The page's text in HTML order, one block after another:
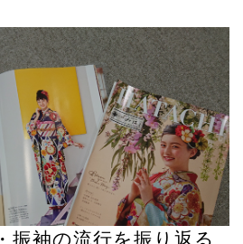
振袖の流行を振り返る